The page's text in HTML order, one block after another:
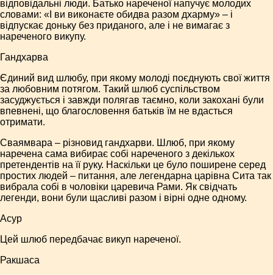
відповідальні люди. Батько нареченої напучує молодих
словами: «І ви виконаєте обидва разом дхарму» – і
відпускає доньку без приданого, але і не вимагає з
нареченого викупу.
Гандхарва
Єдиний вид шлюбу, при якому молоді поєднують свої життя
за любовним потягом. Такий шлюб суспільством
засуджується і завжди полягав таємно, коли закохані були
впевнені, що благословення батьків їм не вдасться
отримати.
Сваямвара – різновид гандхарви. Шлюб, при якому
наречена сама вибирає собі нареченого з декількох
претендентів на її руку. Наскільки це було поширене серед
простих людей – питання, але легендарна царівна Сита так
вибрала собі в чоловіки царевича Рами. Як свідчать
легенди, вони були щасливі разом і вірні одне одному.
Асур
Цей шлюб передбачає викуп нареченої.
Ракшаса